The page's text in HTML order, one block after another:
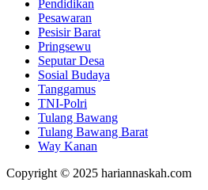
Pendidikan
Pesawaran
Pesisir Barat
Pringsewu
Seputar Desa
Sosial Budaya
Tanggamus
TNI-Polri
Tulang Bawang
Tulang Bawang Barat
Way Kanan
Copyright © 2025 hariannaskah.com